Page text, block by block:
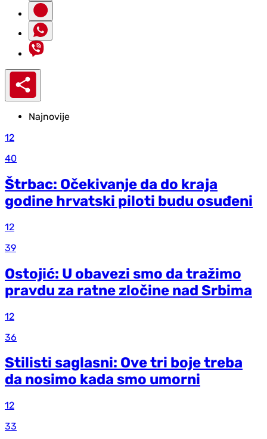
Najnovije
12
40
Štrbac: Očekivanje da do kraja
godine hrvatski piloti budu osuđeni
12
39
Ostojić: U obavezi smo da tražimo
pravdu za ratne zločine nad Srbima
12
36
Stilisti saglasni: Ove tri boje treba
da nosimo kada smo umorni
12
33